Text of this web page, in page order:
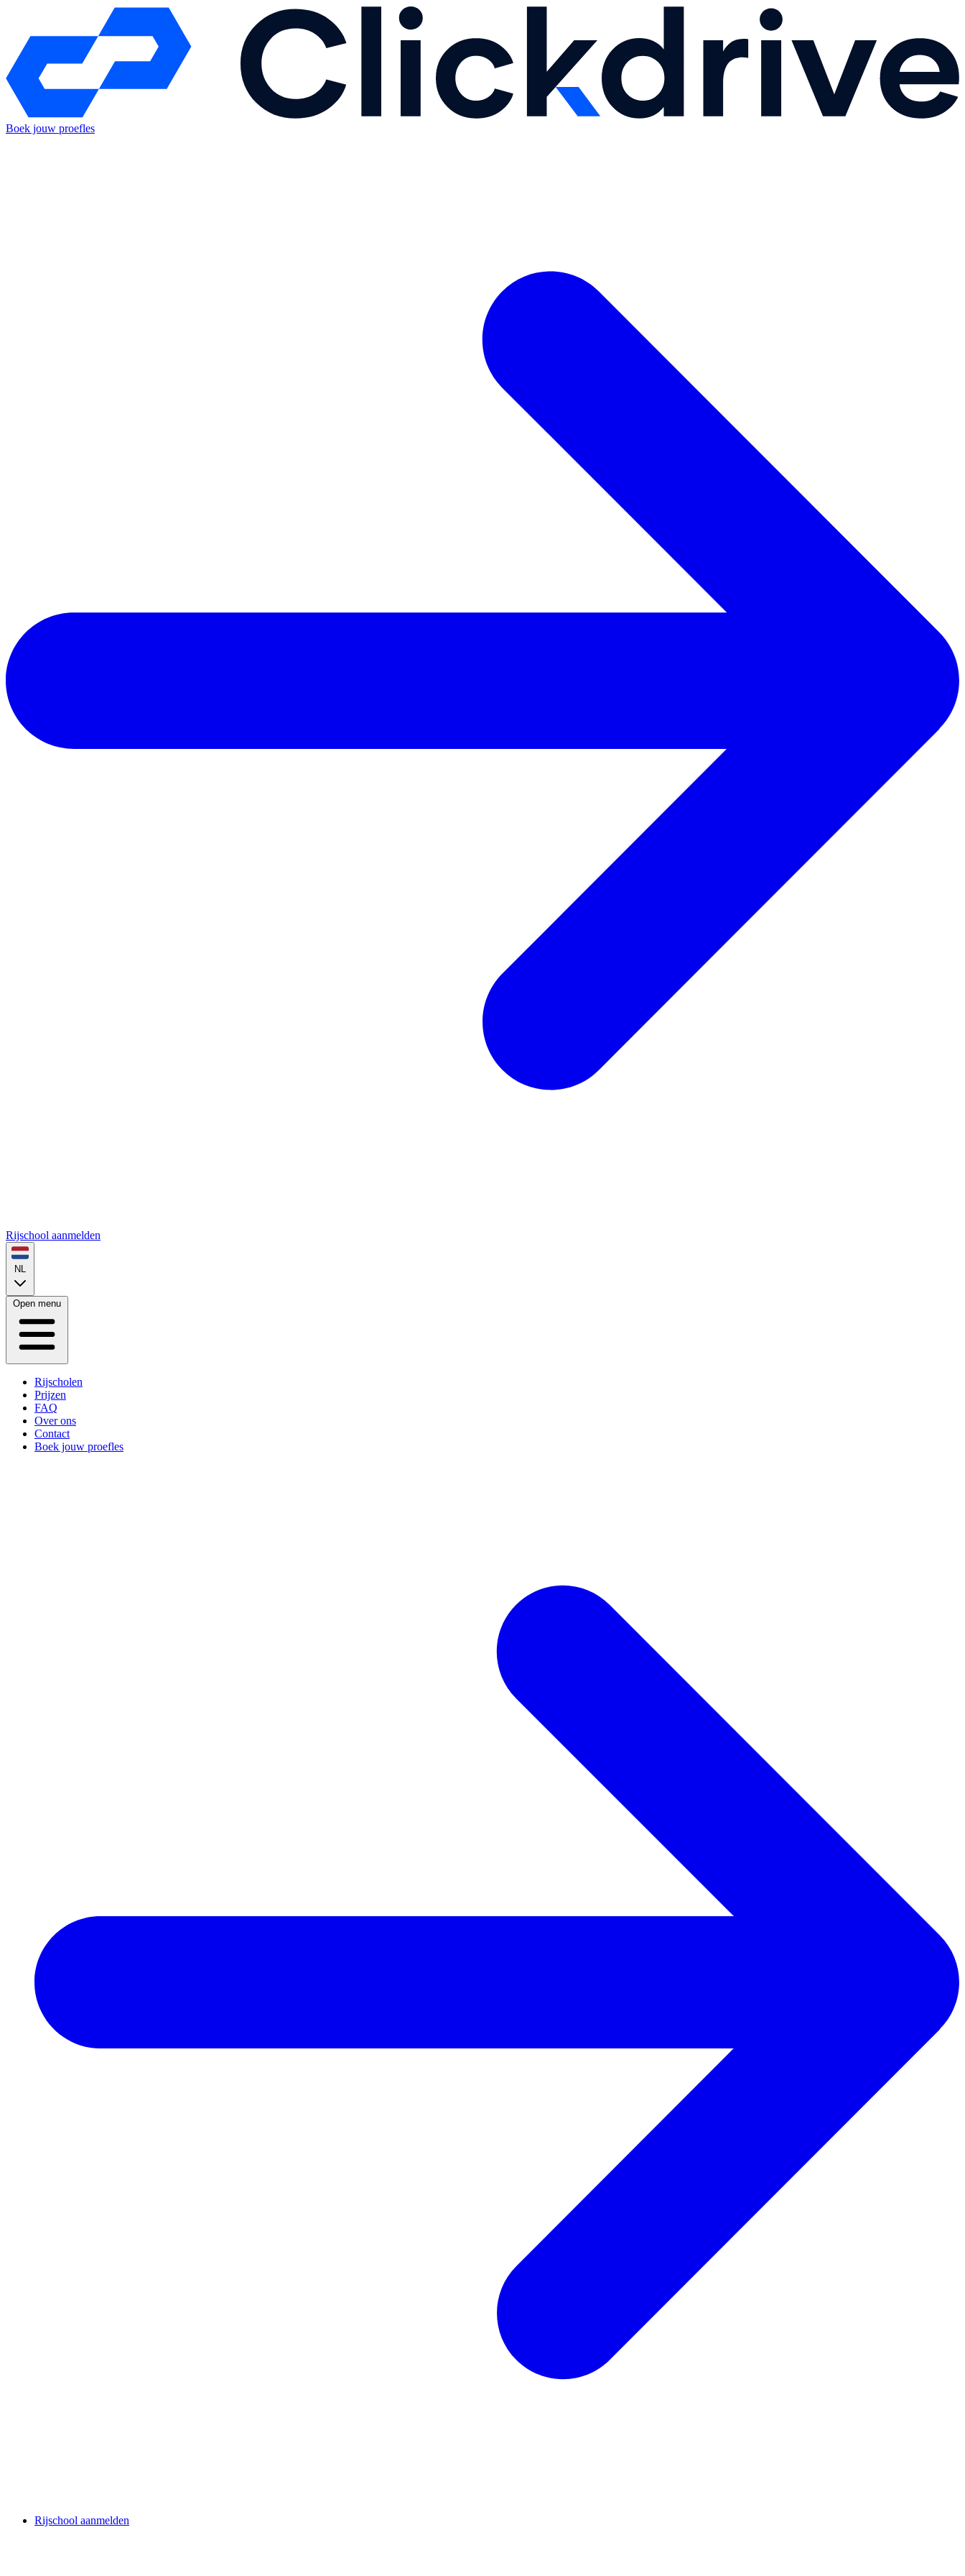
Boek jouw proefles
Rijschool aanmelden
NL
Open menu
Rijscholen
Prijzen
FAQ
Over ons
Contact
Boek jouw proefles
Rijschool aanmelden